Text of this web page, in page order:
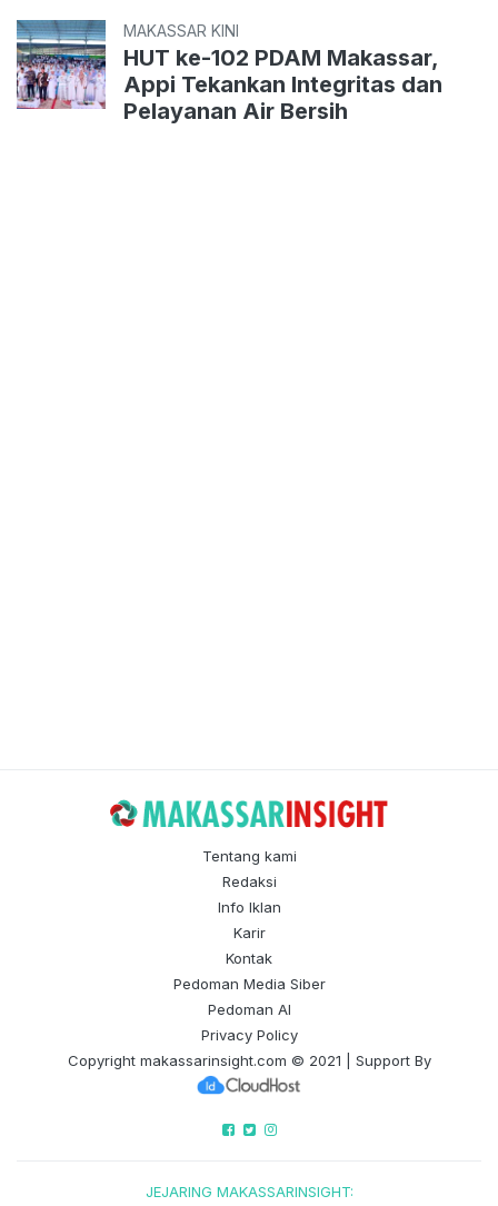
MAKASSAR KINI
HUT ke-102 PDAM Makassar,
Appi Tekankan Integritas dan
Pelayanan Air Bersih
Tentang kami
Redaksi
Info Iklan
Karir
Kontak
Pedoman Media Siber
Pedoman AI
Privacy Policy
Copyright makassarinsight.com © 2021 | Support By
JEJARING MAKASSARINSIGHT: